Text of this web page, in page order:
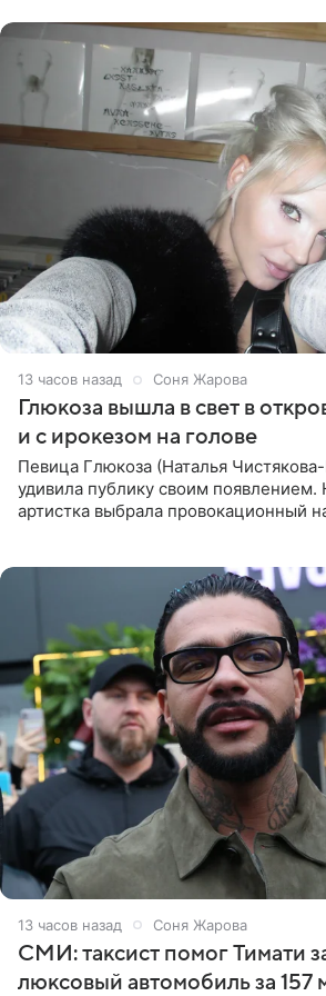
13 часов назад Соня Жарова
Глюкоза вышла в свет в
и с ирокезом на голове
Певица Глюкоза (Наталья
удивила публику своим появлением.
артистка выбрала провокационный
13 часов назад Соня Жарова
СМИ: таксист помог Тимати
люксовый автомобиль за 157